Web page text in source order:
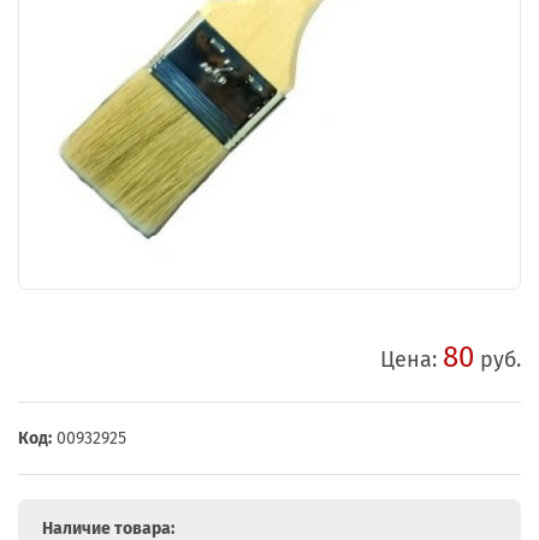
Цена: 80 руб.
Код: 00932925
Наличие товара: